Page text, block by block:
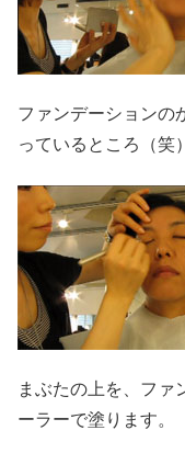
ファンデーションの
っているところ（笑）
まぶたの上を、ファ
ーラーで塗ります。